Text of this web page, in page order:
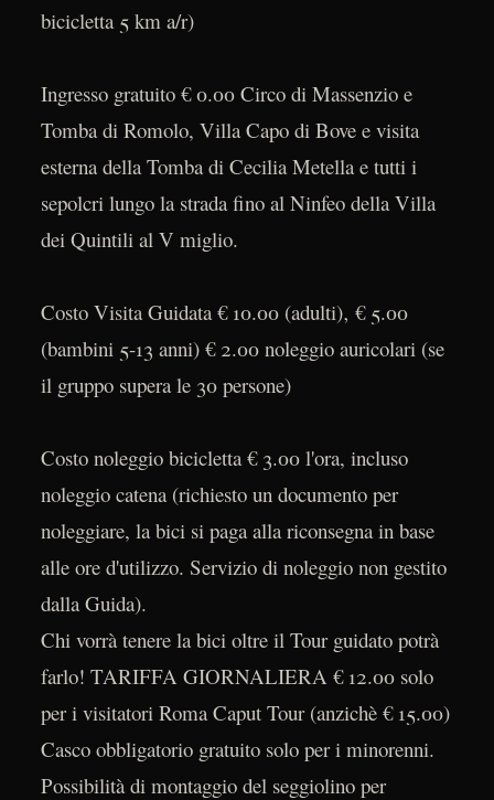
bicicletta 5 km a/r)
Ingresso gratuito € 0.00 Circo di Massenzio e
Tomba di Romolo, Villa Capo di Bove e visita
esterna della Tomba di Cecilia Metella e tutti i
sepolcri lungo la strada fino al Ninfeo della Villa
dei Quintili al V miglio.
Costo Visita Guidata € 10.00 (adulti)‚ € 5.00
(bambini 5-13 anni) € 2.00 noleggio auricolari (se
il gruppo supera le 30 persone)
Costo noleggio bicicletta € 3.00 l'ora, incluso
noleggio catena (richiesto un documento per
noleggiare, la bici si paga alla riconsegna in base
alle ore d'utilizzo. Servizio di noleggio non gestito
dalla Guida).
Chi vorrà tenere la bici oltre il Tour guidato potrà
farlo! TARIFFA GIORNALIERA € 12.00 solo
per i visitatori Roma Caput Tour (anzichè € 15.00)
Casco obbligatorio gratuito solo per i minorenni.
Possibilità di montaggio del seggiolino per